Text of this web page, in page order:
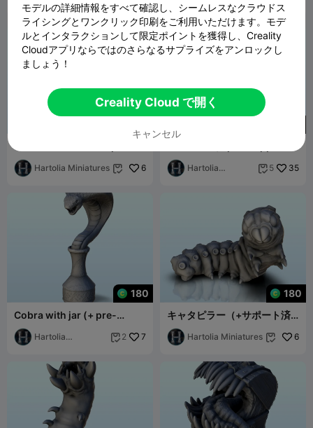
Miniatures
pre-supported version) (6)
- mi Hartolia Miniatures  6
version) (4) - miniatures
warhamme
Hartolia
 5 35
180
Cobra with jar (+ pre-
supported version) (3) -
miniatures wa
Hartolia
 2 7
180
キャタピラー（+サポート済
みバージョン）(1) - ミニチュ
ア ウォーハン
Hartolia Miniatures  6
モデルの詳細情報をすべて確認し、シームレスなクラウドス
ライシングとワンクリック印刷をご利用いただけます。モデ
ルとインタラクションして限定ポイントを獲得し、Creality
Cloudアプリならではのさらなるサプライズをアンロックし
ましょう！
Creality Cloud で開く
キャンセル